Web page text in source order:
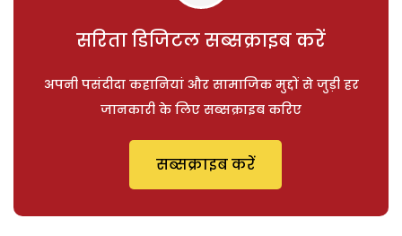
सरिता डिजिटल सब्सक्राइब करें
अपनी पसंदीदा कहानियां और सामाजिक मुद्दों से जुड़ी हर
जानकारी के लिए सब्सक्राइब करिए
सब्सक्राइब करें